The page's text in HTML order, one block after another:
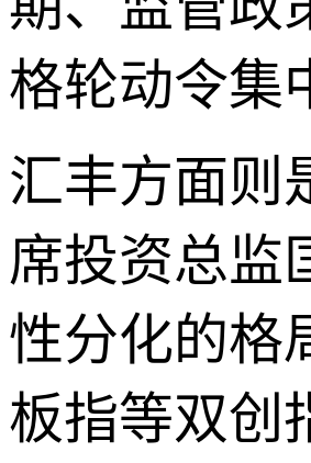
格轮动令集
汇丰方面则
席投资总监
性分化的格
板指等双创